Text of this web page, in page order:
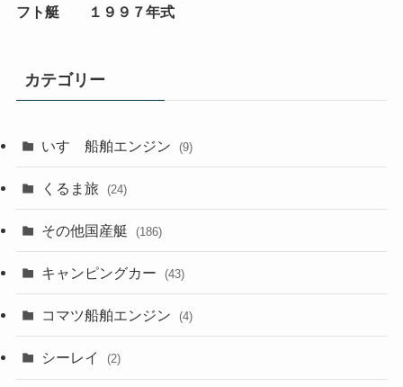
フト艇 １９９７年式
カテゴリー
いすゞ船舶エンジン (9)
くるま旅 (24)
その他国産艇 (186)
キャンピングカー (43)
コマツ船舶エンジン (4)
シーレイ (2)